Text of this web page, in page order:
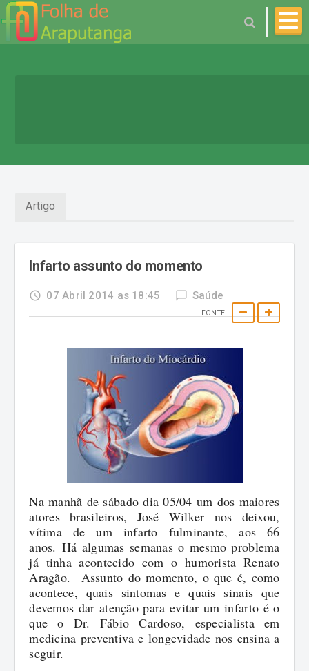
Coberturas
Colunas
Curiosidades
Editais
Educação
Entrevistas
Especiais
Esportes
Geral
Mundo
Polícia
Cáceres
Curvelândia
Glória D'Oeste
Indiavaí
Jauru
Lambari D'Oeste
Mirassol D'Oeste
Pontes e Lacerda
Porto esperidião
Reserva do Cabaçal
Rio Branco
Araputanga
Curvelândia
Figueirópolis
Glória D'Oeste
Lambari D'Oeste
Mirassol D'Oeste
Pontes e Lacerda
Porto esperidião
São José dos Quatro Marcos
Artigo
Infarto assunto do momento
access_time 07 Abril 2014 as 18:45 chat_bubble_outline Saúde
FONTE
Na manhã de sábado dia 05/04 um dos maiores
atores brasileiros, José Wilker nos deixou,
vítima de um infarto fulminante, aos 66
anos.Há algumas semanas o mesmo problema
já tinha acontecido com o humorista Renato
Aragão. Assunto do momento, o que é, como
acontece, quais sintomas e quais sinais que
devemos dar atenção para evitar um infarto é o
que o Dr. Fábio Cardoso, especialista em
medicina preventiva e longevidade nos ensina a
seguir.